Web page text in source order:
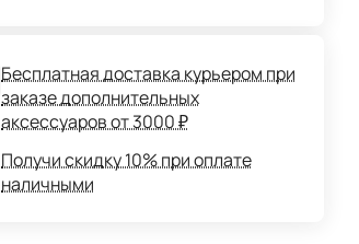
Бесплатная доставка курьером при
заказе дополнительных
аксессуаров от 3000 ₽
Получи скидку 10% при оплате
наличными